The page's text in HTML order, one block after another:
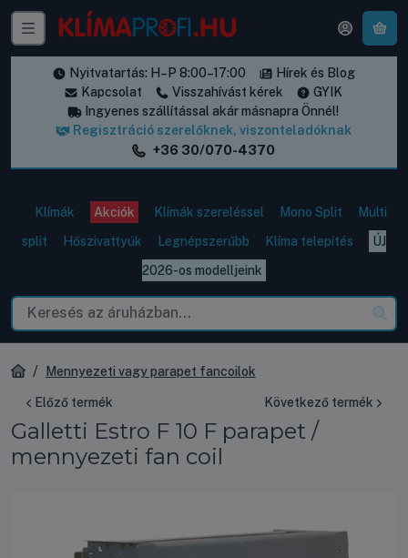
Nyitvatartás: H–P 8:00–17:00
Hírek és Blog
Kapcsolat
Visszahívást kérek
GYIK
Ingyenes szállítással akár másnapra Önnél!
Regisztráció szerelőknek, viszonteladóknak
+36 30/070-4370
Klímák Akciók Klímák szereléssel Mono Split
Multi
split
Hőszivattyúk Legnépszerűbb Klíma telepítés
ÚJ
2026-os modelljeink
Mennyezeti vagy parapet fancoilok
Előző termék Következő termék
Galletti Estro F 10 F parapet /
mennyezeti fan coil